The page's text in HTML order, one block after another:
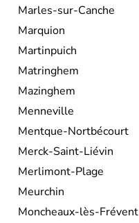
Marles-sur-Canche
Marquion
Martinpuich
Matringhem
Mazinghem
Menneville
Mentque-Nortbécourt
Merck-Saint-Liévin
Merlimont-Plage
Meurchin
Moncheaux-lès-Frévent